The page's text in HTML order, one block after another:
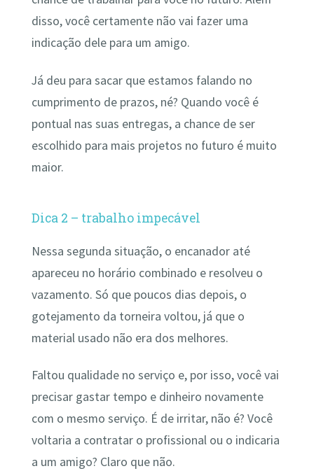
disso, você certamente não vai fazer uma
indicação dele para um amigo.
Já deu para sacar que estamos falando no
cumprimento de prazos, né? Quando você é
pontual nas suas entregas, a chance de ser
escolhido para mais projetos no futuro é muito
maior.
Dica 2 – trabalho impecável
Nessa segunda situação, o encanador até
apareceu no horário combinado e resolveu o
vazamento. Só que poucos dias depois, o
gotejamento da torneira voltou, já que o
material usado não era dos melhores.
Faltou qualidade no serviço e, por isso, você vai
precisar gastar tempo e dinheiro novamente
com o mesmo serviço. É de irritar, não é? Você
voltaria a contratar o profissional ou o indicaria
a um amigo? Claro que não.